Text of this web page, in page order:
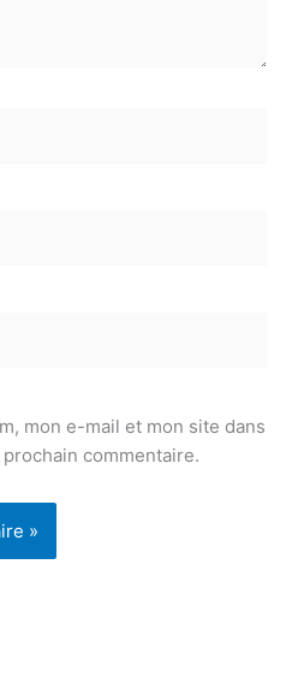
mon e-mail et mon site dans
commentaire.